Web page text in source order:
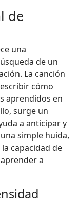
de
una
de un
La canción
cómo
aprendidos en
surge un
a anticipar y
simple huida,
capacidad de
a